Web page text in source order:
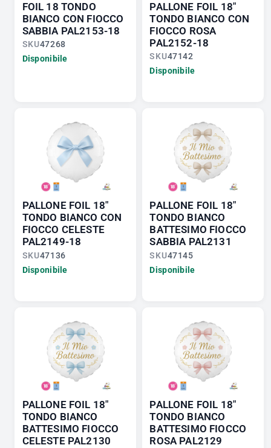
FOIL 18 TONDO
BIANCO CON FIOCCO
SABBIA PAL2153-18
SKU47268
Disponibile
PALLONE FOIL 18"
TONDO BIANCO CON
FIOCCO ROSA
PAL2152-18
SKU47142
Disponibile
PALLONE FOIL 18"
TONDO BIANCO CON
FIOCCO CELESTE
PAL2149-18
SKU47136
Disponibile
PALLONE FOIL 18"
TONDO BIANCO
BATTESIMO FIOCCO
SABBIA PAL2131
SKU47145
Disponibile
PALLONE FOIL 18"
TONDO BIANCO
BATTESIMO FIOCCO
CELESTE PAL2130
PALLONE FOIL 18"
TONDO BIANCO
BATTESIMO FIOCCO
ROSA PAL2129